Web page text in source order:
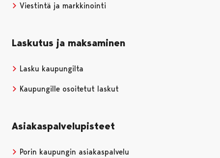
Viestintä ja markkinointi
Laskutus ja maksaminen
Lasku kaupungilta
Kaupungille osoitetut laskut
Asiakaspalvelupisteet
Porin kaupungin asiakaspalvelu